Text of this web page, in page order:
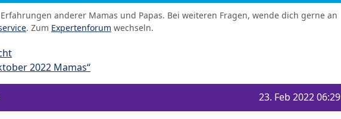
anderer Mamas und Papas. Bei weiteren Fragen, wende dich gerne an
. Zum Expertenforum wechseln.
2022 Mamas“
23. Feb 2022 06:29